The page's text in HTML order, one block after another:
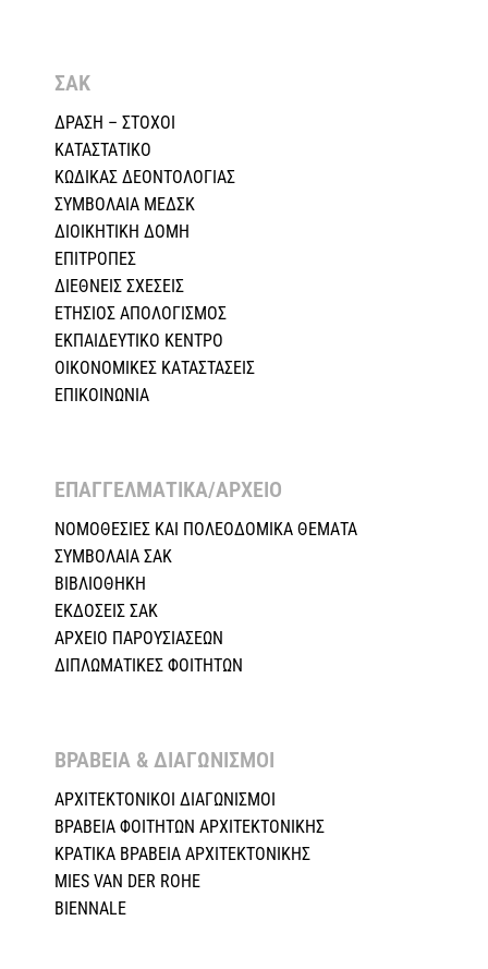
ΣΑΚ
ΔΡΑΣΗ – ΣΤΟΧΟΙ
ΚΑΤΑΣΤΑΤΙΚΟ
ΚΩΔΙΚΑΣ ΔΕΟΝΤΟΛΟΓΙΑΣ
ΣΥΜΒΟΛΑΙΑ ΜΕΔΣΚ
ΔΙΟΙΚΗΤΙΚΗ ΔΟΜΗ
ΕΠΙΤΡΟΠΕΣ
ΔΙΕΘΝΕΙΣ ΣΧΕΣEIΣ
ΕΤΗΣΙΟΣ ΑΠΟΛΟΓΙΣΜΟΣ
ΕΚΠΑΙΔΕΥΤΙΚΟ ΚΕΝΤΡΟ
ΟΙΚΟΝΟΜΙΚΕΣ ΚΑΤΑΣΤΑΣΕΙΣ
ΕΠΙΚΟΙΝΩΝΙΑ
ΕΠΑΓΓΕΛΜΑΤΙΚΑ/ΑΡΧΕΙΟ ​
ΝΟΜΟΘΕΣΙΕΣ KAI ΠΟΛΕΟΔΟΜΙΚΑ ΘΕΜΑΤΑ
ΣΥΜΒΟΛΑΙΑ ΣΑΚ
ΒΙΒΛΙΟΘΗΚΗ
ΕΚΔΟΣΕΙΣ ΣΑΚ
ΑΡΧΕΙΟ ΠΑΡΟΥΣΙΑΣΕΩΝ
ΔΙΠΛΩΜΑΤΙΚΕΣ ΦΟΙΤΗΤΩΝ
ΒΡΑΒΕΙΑ & ΔΙΑΓΩΝΙΣΜΟΙ ​
ΑΡΧΙΤΕΚΤΟΝΙΚΟΙ ΔΙΑΓΩΝΙΣΜΟΙ
ΒΡΑΒΕΙΑ ΦΟΙΤΗΤΩΝ ΑΡΧΙΤΕΚΤΟΝΙΚΗΣ
ΚΡΑΤΙΚΑ ΒΡΑΒΕΙΑ ΑΡΧΙΤΕΚΤΟΝΙΚΗΣ
MIES VAN DER ROHE
BIENNALE